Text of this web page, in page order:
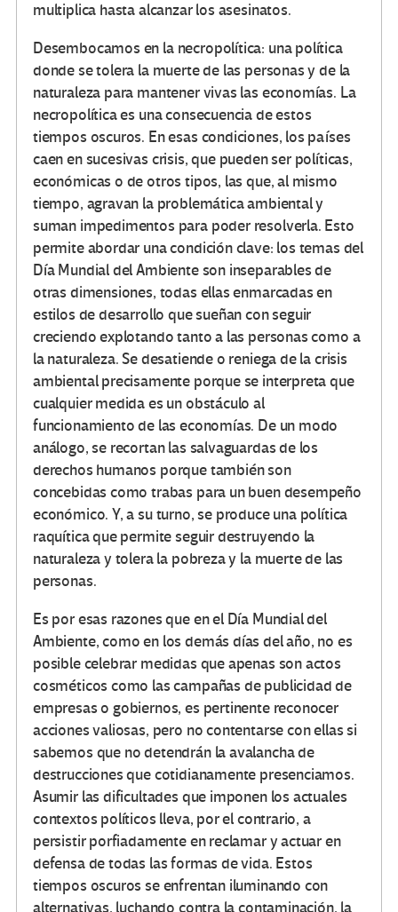
multiplica hasta alcanzar los asesinatos.
Desembocamos en la necropolítica: una política
donde se tolera la muerte de las personas y de la
naturaleza para mantener vivas las economías. La
necropolítica es una consecuencia de estos
tiempos oscuros. En esas condiciones, los países
caen en sucesivas crisis, que pueden ser políticas,
económicas o de otros tipos, las que, al mismo
tiempo, agravan la problemática ambiental y
suman impedimentos para poder resolverla. Esto
permite abordar una condición clave: los temas del
Día Mundial del Ambiente son inseparables de
otras dimensiones, todas ellas enmarcadas en
estilos de desarrollo que sueñan con seguir
creciendo explotando tanto a las personas como a
la naturaleza. Se desatiende o reniega de la crisis
ambiental precisamente porque se interpreta que
cualquier medida es un obstáculo al
funcionamiento de las economías. De un modo
análogo, se recortan las salvaguardas de los
derechos humanos porque también son
concebidas como trabas para un buen desempeño
económico. Y, a su turno, se produce una política
raquítica que permite seguir destruyendo la
naturaleza y tolera la pobreza y la muerte de las
personas.
Es por esas razones que en el Día Mundial del
Ambiente, como en los demás días del año, no es
posible celebrar medidas que apenas son actos
cosméticos como las campañas de publicidad de
empresas o gobiernos, es pertinente reconocer
acciones valiosas, pero no contentarse con ellas si
sabemos que no detendrán la avalancha de
destrucciones que cotidianamente presenciamos.
Asumir las dificultades que imponen los actuales
contextos políticos lleva, por el contrario, a
persistir porfiadamente en reclamar y actuar en
defensa de todas las formas de vida. Estos
tiempos oscuros se enfrentan iluminando con